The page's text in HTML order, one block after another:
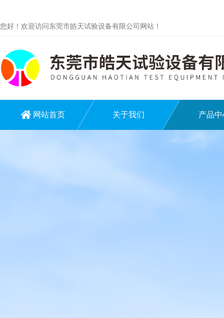
您好！欢迎访问东莞市皓天试验设备有限公司网站！
网站首页 关于我们 产品中